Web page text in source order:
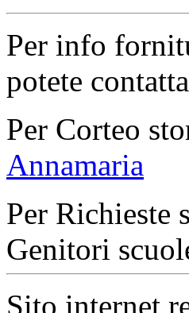
Per info
potete
Per Corteo
Annamaria
Per Richieste
Genitori
Sito internet